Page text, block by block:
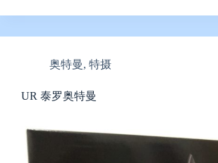
奥特曼, 特摄
UR 泰罗奥特曼